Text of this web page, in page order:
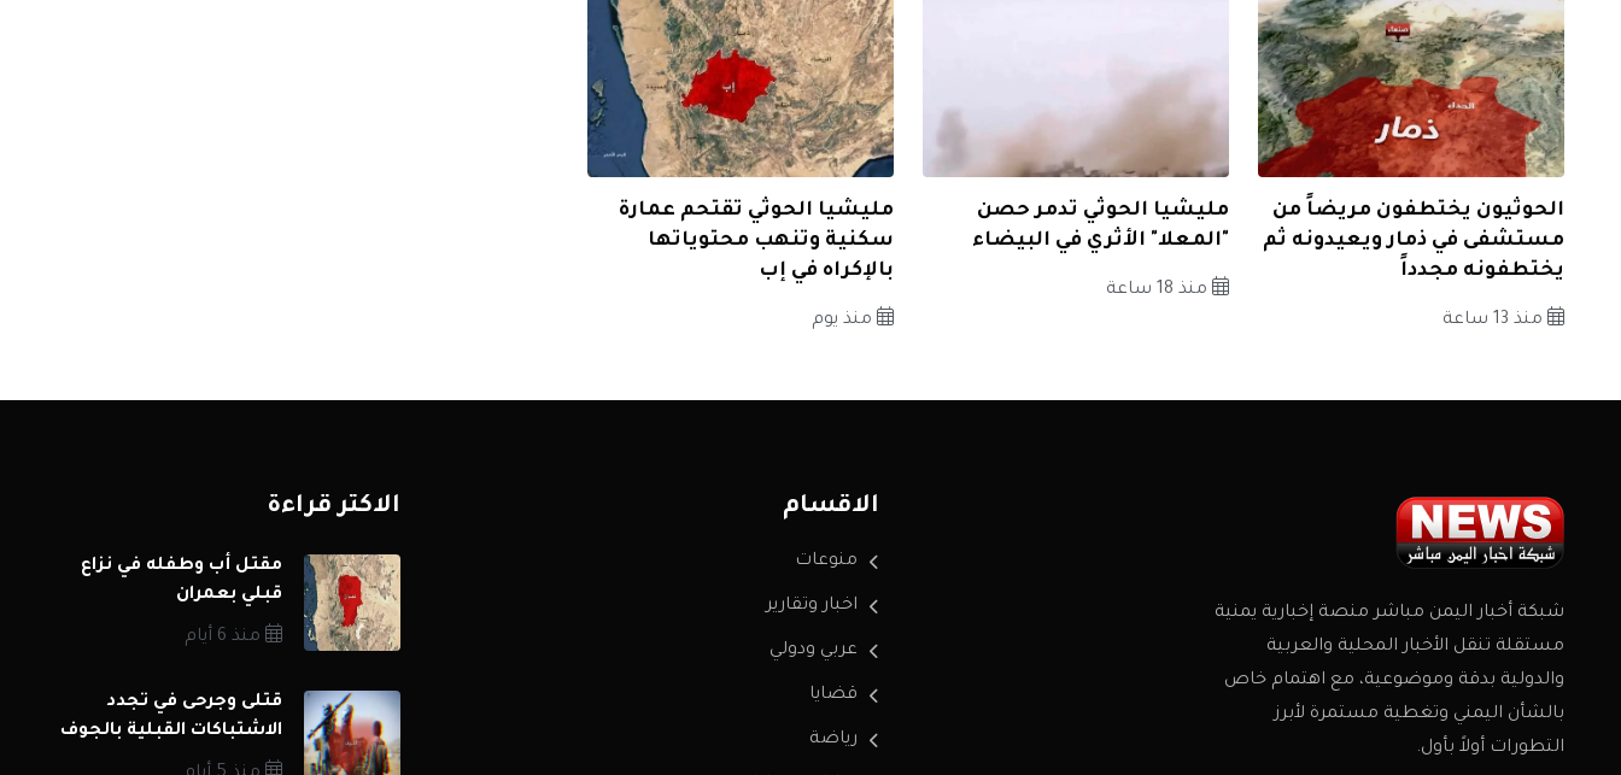
الحوثيون يختطفون مريضاً من
مستشفى في ذمار ويعيدونه ثم
يختطفونه مجدداً
منذ 13 ساعة
مليشيا الحوثي تدمر حصن
"المعلا" الأثري في البيضاء
منذ 18 ساعة
مليشيا الحوثي تقتحم عمارة
سكنية وتنهب محتوياتها
بالإكراه في إب
منذ يوم
شبكة أخبار اليمن مباشر منصة إخبارية يمنية
مستقلة تنقل الأخبار المحلية والعربية
والدولية بدقة وموضوعية، مع اهتمام خاص
بالشأن اليمني وتغطية مستمرة لأبرز
التطورات أولاً بأول.
الاقسام
منوعات
اخبار وتقارير
عربي ودولي
قضايا
رياضة
الاكثر قراءة
مقتل أب وطفله في نزاع
قبلي بعمران
منذ 6 أيام
قتلى وجرحى في تجدد
الاشتباكات القبلية بالجوف